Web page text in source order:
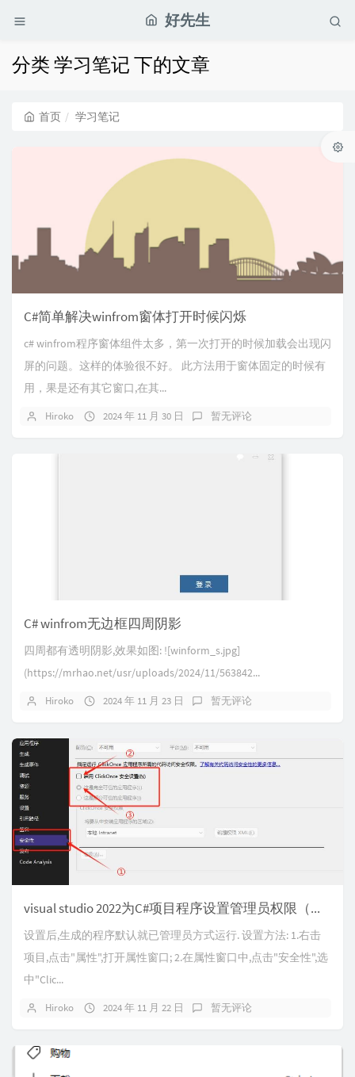
好先生
分类 学习笔记 下的文章
首页 学习笔记
C#简单解决winfrom窗体打开时候闪烁
c# winfrom程序窗体组件太多，第一次打开的时候加载会出现闪
屏的问题。这样的体验很不好。 此方法用于窗体固定的时候有
用，果是还有其它窗口,在其...
Hiroko 2024 年 11 月 30 日 暂无评论
C# winfrom无边框四周阴影
四周都有透明阴影,效果如图: ![winform_s.jpg]
(https://mrhao.net/usr/uploads/2024/11/563842...
Hiroko 2024 年 11 月 23 日 暂无评论
visual studio 2022为C#项目程序设置管理员权限（设置UAC权限）
设置后,生成的程序默认就已管理员方式运行. 设置方法: 1.右击
项目,点击"属性",打开属性窗口; 2.在属性窗口中,点击"安全性",选
中"Clic...
Hiroko 2024 年 11 月 22 日 暂无评论